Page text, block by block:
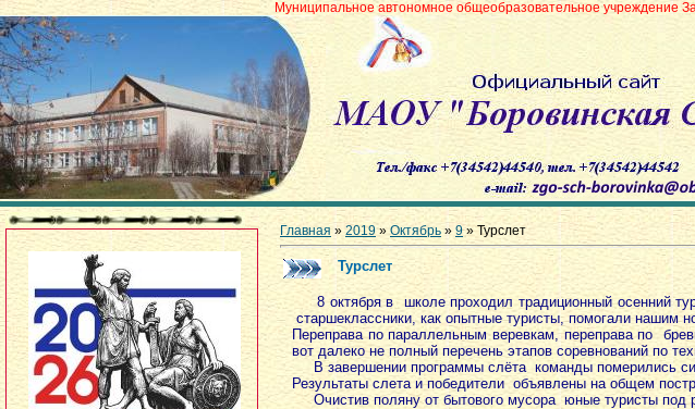
Муниципальное автономное общеобразовательное учреждение
Главная » 2019 » Октябрь » 9» Турслет
Турслет
8 октября в школе проходил традиционный осенний
старшеклассники, как опытные туристы, помогали нашим
Переправа по параллельным веревкам, переправа по
вот далеко не полный перечень этапов соревнований по
В завершении программы слёта команды померились
Результаты слета и победители объявлены на общем
Очистив поляну от бытового мусора юные туристы под